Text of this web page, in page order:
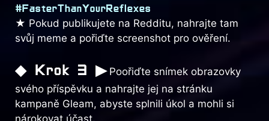
#FasterThanYourReflexes
★ Pokud publikujete na Redditu, nahrajte tam
svůj meme a pořiďte screenshot pro ověření.
◆ Krok 3 ▶Poořiďte snímek obrazovky
svého příspěvku a nahrajte jej na stránku
kampaně Gleam, abyste splnili úkol a mohli si
nárokovat účast.